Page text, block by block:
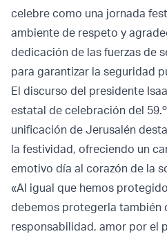
celebre como una jornada
ambiente de respeto y
dedicación de las fuerzas de
para garantizar la seguridad
El discurso del presidente
estatal de celebración del
unificación de Jerusalén
la festividad, ofreciendo un
emotivo día al corazón de la
«Al igual que hemos
debemos protegerla también
responsabilidad, amor por el